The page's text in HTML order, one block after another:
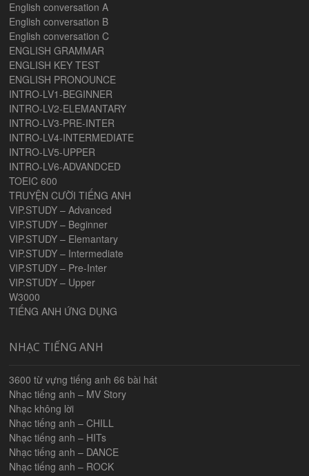
English conversation A
English conversation B
English conversation C
ENGLISH GRAMMAR
ENGLISH KEY TEST
ENGLISH PRONOUNCE
INTRO-LV1-BEGINNER
INTRO-LV2-ELEMANTARY
INTRO-LV3-PRE-INTER
INTRO-LV4-INTERMEDIATE
INTRO-LV5-UPPER
INTRO-LV6-ADVANDCED
TOEIC 600
TRUYỆN CƯỜI TIẾNG ANH
VIP.STUDY – Advanced
VIP.STUDY – Beginner
VIP.STUDY – Elemantary
VIP.STUDY – Intermediate
VIP.STUDY – Pre-Inter
VIP.STUDY – Upper
W3000
TIẾNG ANH ỨNG DỤNG
NHẠC TIẾNG ANH
3600 từ vựng tiếng anh 66 bài hát
Nhạc tiếng anh – MV Story
Nhạc không lời
Nhạc tiếng anh – CHILL
Nhạc tiếng anh – HITs
Nhạc tiếng anh – DANCE
Nhạc tiếng anh – ROCK